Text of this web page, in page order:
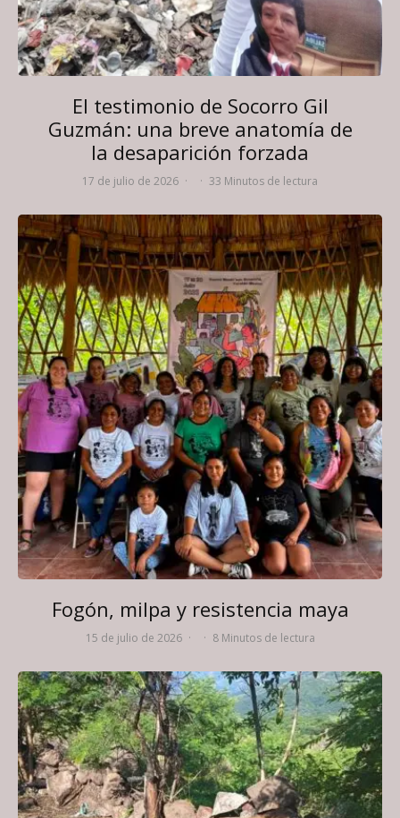
El testimonio de Socorro Gil
Guzmán: una breve anatomía de
la desaparición forzada
17 de julio de 2026 · · 33 Minutos de lectura
Fogón, milpa y resistencia maya
15 de julio de 2026 · · 8 Minutos de lectura